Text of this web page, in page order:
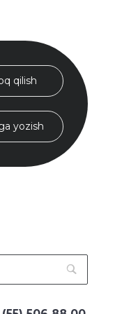
qilish
yozish